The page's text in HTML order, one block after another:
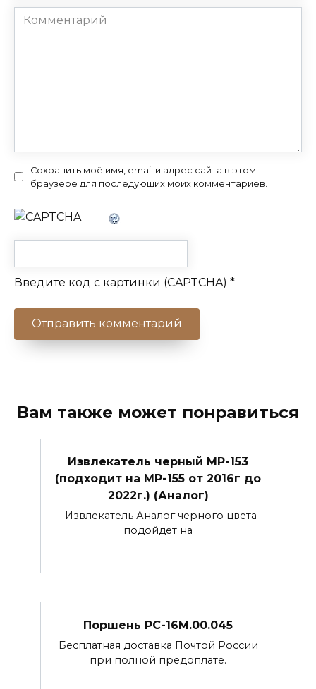
Комментарий
Сохранить моё имя, email и адрес сайта в этом
браузере для последующих моих комментариев.
Введите код с картинки (CAPTCHA) *
Вам также может понравиться
Извлекатель черный МР-153
(подходит на МР-155 от 2016г до
2022г.) (Аналог)
Извлекатель Аналог черного цвета
подойдет на
Поршень РС-16М.00.045
Бесплатная доставка Почтой России
при полной предоплате.